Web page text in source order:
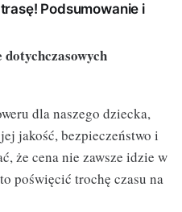
Podsumowanie i
dla naszego dziecka,
jakość, bezpieczeństwo i
że cena nie zawsze idzie w
poświęcić trochę czasu na